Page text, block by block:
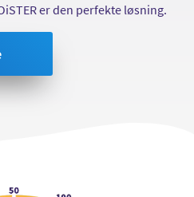
er den perfekte løsning.